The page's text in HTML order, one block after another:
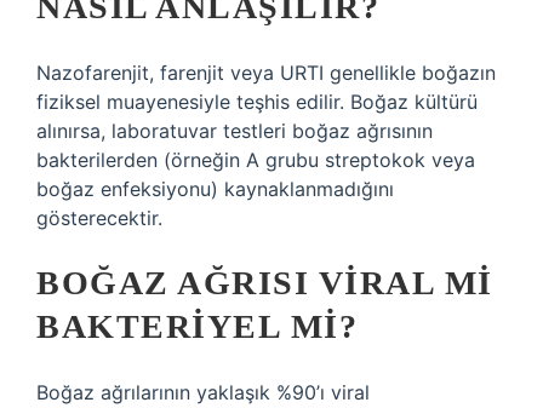
Nazofarenjit, farenjit veya URTI genellikle boğazın
fiziksel muayenesiyle teşhis edilir. Boğaz kültürü
alınırsa, laboratuvar testleri boğaz ağrısının
bakterilerden (örneğin A grubu streptokok veya
boğaz enfeksiyonu) kaynaklanmadığını
gösterecektir.
BOĞAZ AĞRISI VIRAL MI
BAKTERIYEL MI?
Boğaz ağrılarının yaklaşık %90’ı viral